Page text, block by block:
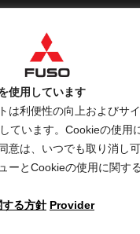
使用しています
は利便性の向上およびサ
ています。Cookieの使用
意は、いつでも取り消し
ーとCookieの使用に関す
る方針 Provider
An ARCHION Group Company